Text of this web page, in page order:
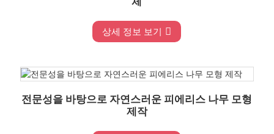
상세 정보 보기
전문성을 바탕으로 자연스러운 피에리스 나무 모형
제작